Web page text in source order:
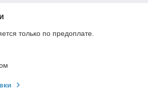
только по предоплате.